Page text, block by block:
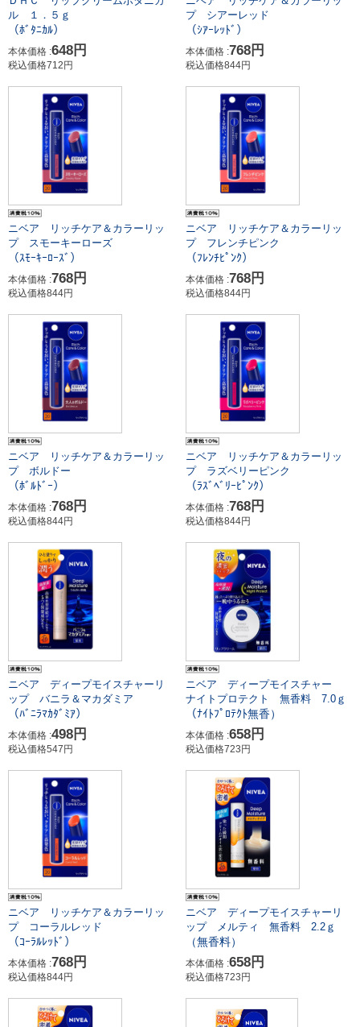
ル １．５ｇ
（ﾎﾞﾀﾆｶﾙ）
本体価格 :648円
税込価格712円
プ シアーレッド
（ｼｱｰﾚｯﾄﾞ）
本体価格 :768円
税込価格844円
ニベア リッチケア＆カラーリッ
プ スモーキーローズ
（ｽﾓｰｷｰﾛｰｽﾞ）
本体価格 :768円
税込価格844円
ニベア リッチケア＆カラーリッ
プ フレンチピンク
（ﾌﾚﾝﾁﾋﾟﾝｸ）
本体価格 :768円
税込価格844円
ニベア リッチケア＆カラーリッ
プ ボルドー
（ﾎﾞﾙﾄﾞｰ）
本体価格 :768円
税込価格844円
ニベア リッチケア＆カラーリッ
プ ラズベリーピンク
（ﾗｽﾞﾍﾞﾘｰﾋﾟﾝｸ）
本体価格 :768円
税込価格844円
ニベア ディープモイスチャーリ
ップ バニラ＆マカダミア
（ﾊﾞﾆﾗﾏｶﾀﾞﾐｱ）
本体価格 :498円
税込価格547円
ニベア ディープモイスチャー
ナイトプロテクト 無香料 7.0ｇ
（ﾅｲﾄﾌﾟﾛﾃｸﾄ無香）
本体価格 :658円
税込価格723円
ニベア リッチケア＆カラーリッ
プ コーラルレッド
（ｺｰﾗﾙﾚｯﾄﾞ）
本体価格 :768円
税込価格844円
ニベア ディープモイスチャーリ
ップ メルティ 無香料 2.2ｇ
（無香料）
本体価格 :658円
税込価格723円